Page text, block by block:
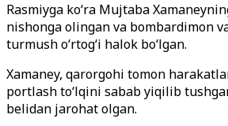
Rasmiyga ko‘ra Mujtaba
nishonga olingan va bombardimon
turmush o‘rtog‘i halok bo‘lgan.
Xamaney, qarorgohi tomon
portlash to‘lqini sabab yiqilib
belidan jarohat olgan.